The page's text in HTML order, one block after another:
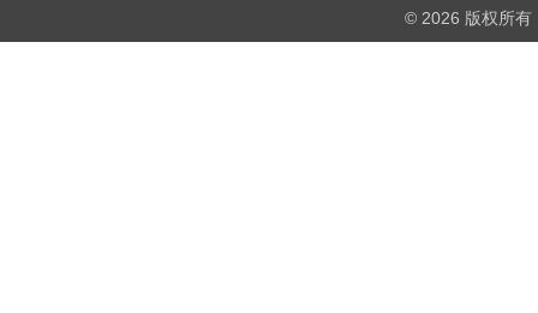
© 2026 版权所